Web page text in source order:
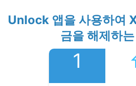
Unlock 앱을 사용하여
금을 해제하는
1